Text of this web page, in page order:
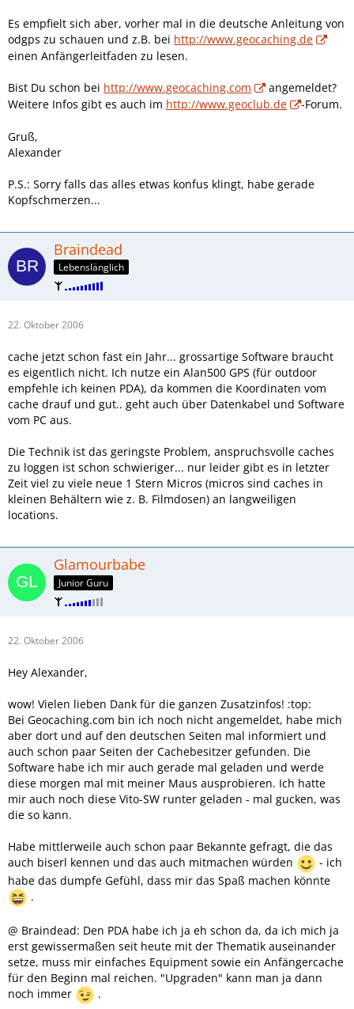
Es empfielt sich aber, vorher mal in die deutsche Anleitung von
odgps zu schauen und z.B. bei http://www.geocaching.de
einen Anfängerleitfaden zu lesen.
Bist Du schon bei http://www.geocaching.com
angemeldet?
Weitere Infos gibt es auch im http://www.geoclub.de -Forum.
Gruß,
Alexander
P.S.: Sorry falls das alles etwas konfus klingt, habe gerade
Kopfschmerzen...
Braindead
Lebenslänglich
22. Oktober 2006
cache jetzt schon fast ein Jahr... grossartige Software braucht
es eigentlich nicht. Ich nutze ein Alan500 GPS (für outdoor
empfehle ich keinen PDA), da kommen die Koordinaten vom
cache drauf und gut.. geht auch über Datenkabel und Software
vom PC aus.
Die Technik ist das geringste Problem, anspruchsvolle caches
zu loggen ist schon schwieriger... nur leider gibt es in letzter
Zeit viel zu viele neue 1 Stern Micros (micros sind caches in
kleinen Behältern wie z. B. Filmdosen) an langweiligen
locations.
Glamourbabe
Junior Guru
22. Oktober 2006
Hey Alexander,
wow! Vielen lieben Dank für die ganzen Zusatzinfos! :top:
Bei Geocaching.com bin ich noch nicht angemeldet, habe mich
aber dort und auf den deutschen Seiten mal informiert und
auch schon paar Seiten der Cachebesitzer gefunden. Die
Software habe ich mir auch gerade mal geladen und werde
diese morgen mal mit meiner Maus ausprobieren. Ich hatte
mir auch noch diese Vito-SW runter geladen - mal gucken, was
die so kann.
Habe mittlerweile auch schon paar Bekannte gefragt, die das
auch biserl kennen und das auch mitmachen würden
- ich
habe das dumpfe Gefühl, dass mir das Spaß machen könnte
.
@ Braindead: Den PDA habe ich ja eh schon da, da ich mich ja
erst gewissermaßen seit heute mit der Thematik auseinander
setze, muss mir einfaches Equipment sowie ein Anfängercache
für den Beginn mal reichen. "Upgraden" kann man ja dann
noch immer
.